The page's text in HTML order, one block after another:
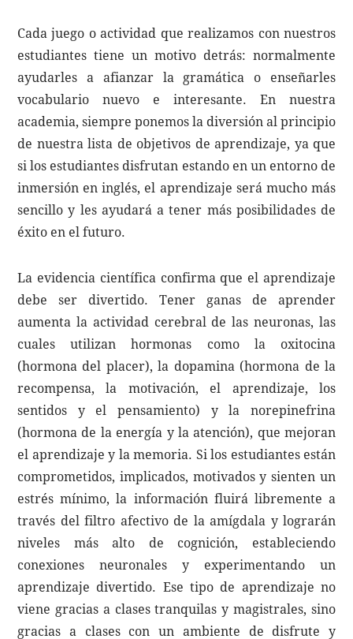
Cada juego o actividad que realizamos con nuestros
estudiantes tiene un motivo detrás: normalmente
ayudarles a afianzar la gramática o enseñarles
vocabulario nuevo e interesante. En nuestra
academia, siempre ponemos la diversión al principio
de nuestra lista de objetivos de aprendizaje, ya que
si los estudiantes disfrutan estando en un entorno de
inmersión en inglés, el aprendizaje será mucho más
sencillo y les ayudará a tener más posibilidades de
éxito en el futuro.
La evidencia científica confirma que el aprendizaje
debe ser divertido. Tener ganas de aprender
aumenta la actividad cerebral de las neuronas, las
cuales utilizan hormonas como la oxitocina
(hormona del placer), la dopamina (hormona de la
recompensa, la motivación, el aprendizaje, los
sentidos y el pensamiento) y la norepinefrina
(hormona de la energía y la atención), que mejoran
el aprendizaje y la memoria. Si los estudiantes están
comprometidos, implicados, motivados y sienten un
estrés mínimo, la información fluirá libremente a
través del filtro afectivo de la amígdala y lograrán
niveles más alto de cognición, estableciendo
conexiones neuronales y experimentando un
aprendizaje divertido. Ese tipo de aprendizaje no
viene gracias a clases tranquilas y magistrales, sino
gracias a clases con un ambiente de disfrute y